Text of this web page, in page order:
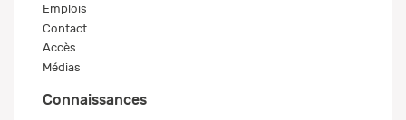
Emplois
Contact
Accès
Médias
Connaissances